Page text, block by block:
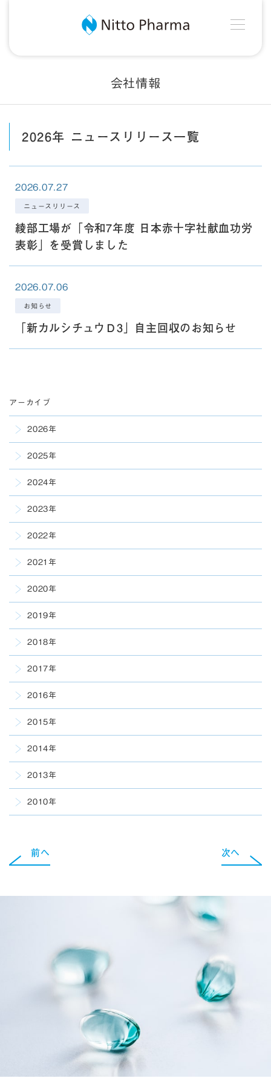
Nitto Pharma
会社情報
2026年 ニュースリリース一覧
2026.07.27
ニュースリリース
綾部工場が「令和7年度 日本赤十字社献血功労
表彰」を受賞しました
2026.07.06
お知らせ
「新カルシチュウＤ3」自主回収のお知らせ
アーカイブ
2026年
2025年
2024年
2023年
2022年
2021年
2020年
2019年
2018年
2017年
2016年
2015年
2014年
2013年
2010年
前へ 次へ